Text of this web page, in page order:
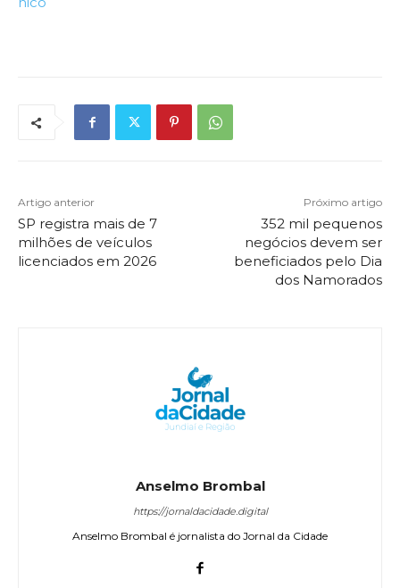
Artigo anterior
SP registra mais de 7
milhões de veículos
licenciados em 2026
Próximo artigo
352 mil pequenos
negócios devem ser
beneficiados pelo Dia
dos Namorados
Anselmo Brombal
https://jornaldacidade.digital
Anselmo Brombal é jornalista do Jornal da Cidade